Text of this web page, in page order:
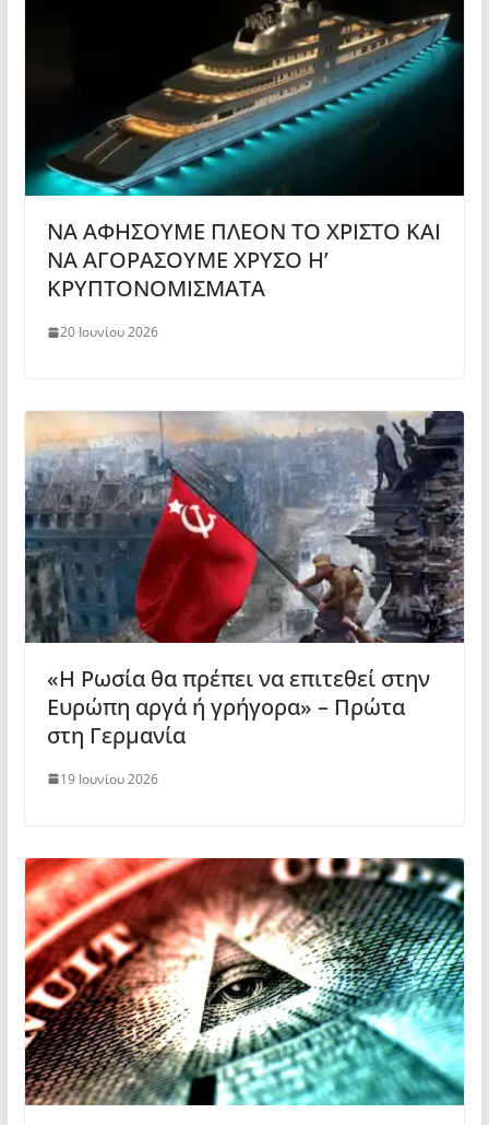
ΝΑ ΑΦΗΣΟΥΜΕ ΠΛΕΟΝ ΤΟ ΧΡΙΣΤΟ ΚΑΙ
ΝΑ ΑΓΟΡΑΣΟΥΜΕ ΧΡΥΣΟ Η’
ΚΡΥΠΤΟΝΟΜΙΣΜΑΤΑ
20 Ιουνίου 2026
«Η Ρωσία θα πρέπει να επιτεθεί στην
Ευρώπη αργά ή γρήγορα» – Πρώτα
στη Γερμανία
19 Ιουνίου 2026